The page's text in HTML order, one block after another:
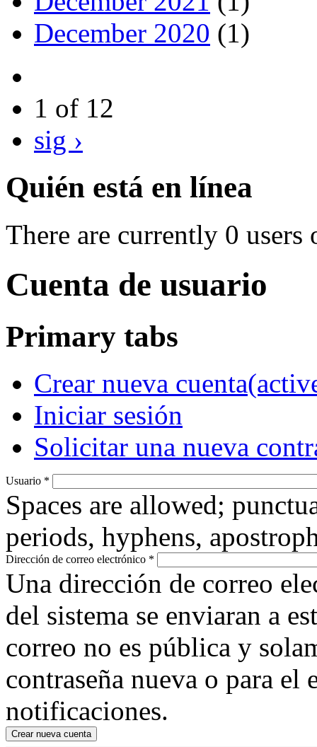
December 2020 (1)
1 of 12
sig ›
Quién está en línea
There are currently 0 users
Cuenta de usuario
Primary tabs
Crear nueva cuenta
Iniciar sesión
Solicitar una nueva
Usuario *
Spaces are allowed;
periods, hyphens,
Dirección de correo electrónico *
Una dirección de correo
del sistema se enviaran a
correo no es pública y
contraseña nueva o para
notificaciones.